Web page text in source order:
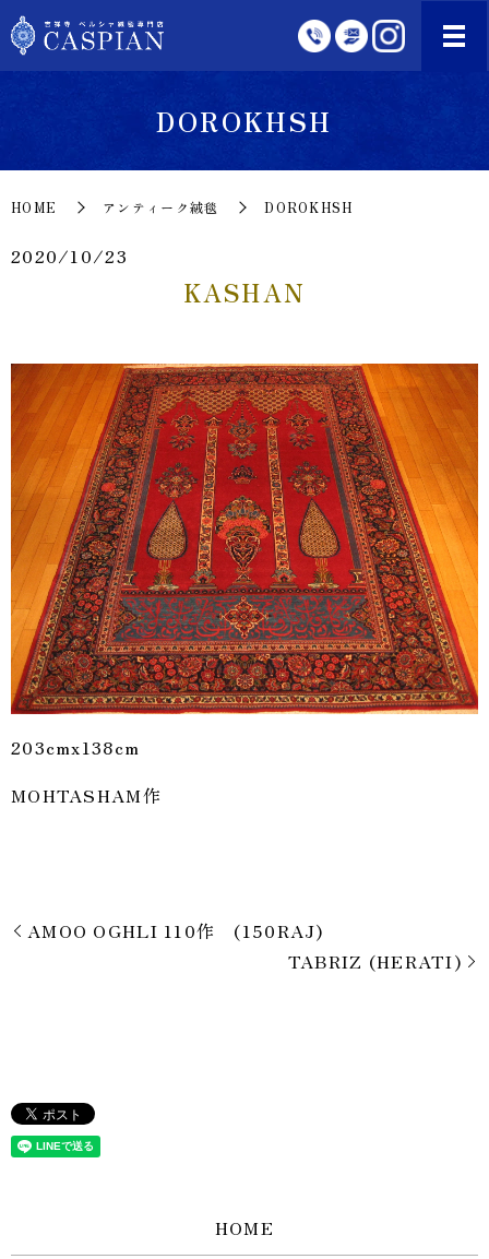
DOROKHSH
HOME アンティーク絨毯 DOROKHSH
2020/10/23
KASHAN
203cmx138cm
MOHTASHAM作
AMOO OGHLI 110作 (150RAJ)
TABRIZ (HERATI)
HOME